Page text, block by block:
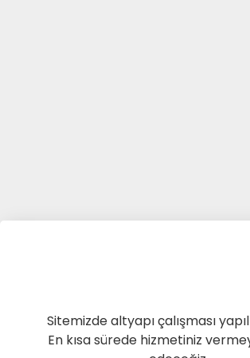
Sitemizde altyapı çalışması
En kısa sürede hizmetiniz